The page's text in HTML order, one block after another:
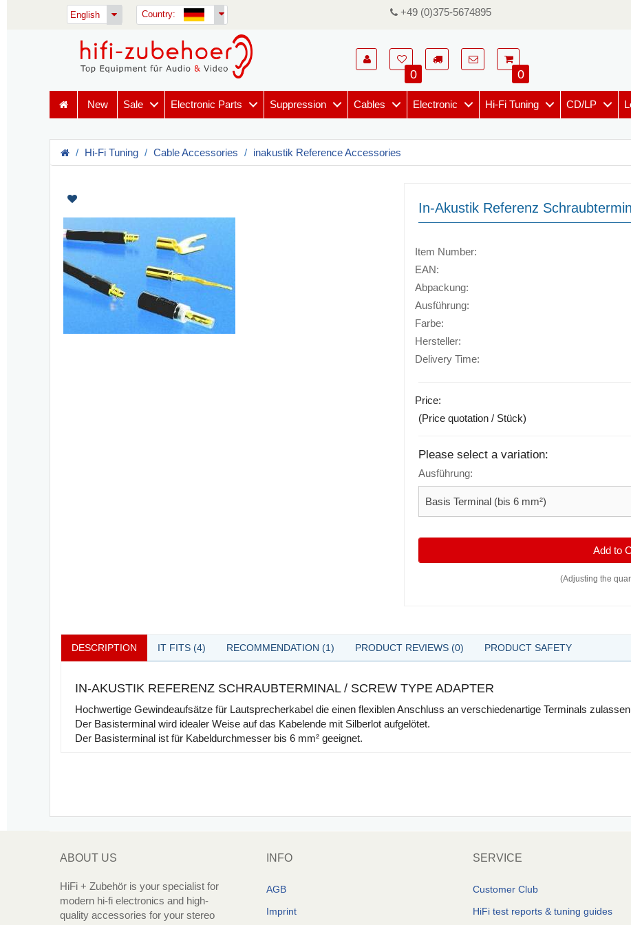
English Country: +49 (0)375-5674895
0 0
New Sale Electronic Parts Suppression Cables Electronic Hi-Fi Tuning CD/LP
Hi-Fi Tuning Cable Accessories inakustik Reference Accessories
In-Akustik Referenz
Item Number:
EAN:
Abpackung:
Ausführung:
Farbe:
Hersteller:
Delivery Time:
Price:
(Price quotation / Stück)
Please select a variation:
Ausführung:
Add to
(Adjusting the
DESCRIPTION IT FITS (4) RECOMMENDATION (1) PRODUCT REVIEWS (0) PRODUCT SAFETY
IN-AKUSTIK REFERENZ SCHRAUBTERMINAL / SCREW TYPE ADAPTER
Hochwertige Gewindeaufsätze für Lautsprecherkabel die einen flexiblen Anschluss an verschiedenartige Terminals
Der Basisterminal wird idealer Weise auf das Kabelende mit Silberlot aufgelötet.
Der Basisterminal ist für Kabeldurchmesser bis 6 mm² geeignet.
ABOUT US
HiFi + Zubehör is your specialist for
modern hi-fi electronics and high-
quality accessories for your stereo
INFO
AGB
Imprint
SERVICE
Customer Club
HiFi test reports & tuning guides